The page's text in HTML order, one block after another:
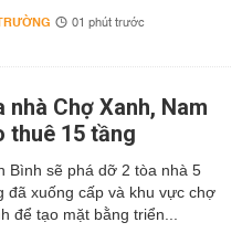
01 phút trước
Chợ Xanh, Nam
thuê 15 tầng
Bình sẽ phá dỡ 2 tòa nhà 5
đã xuống cấp và khu vực chợ
để tạo mặt bằng triển...